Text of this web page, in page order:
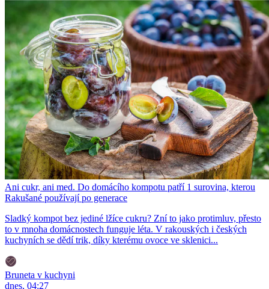
Ani cukr, ani med. Do domácího kompotu patří 1 surovina, kterou
Rakušané používají po generace
Sladký kompot bez jediné lžíce cukru? Zní to jako protimluv, přesto
to v mnoha domácnostech funguje léta. V rakouských i českých
kuchyních se dědí trik, díky kterému ovoce ve sklenici...
Bruneta v kuchyni
dnes, 04:27